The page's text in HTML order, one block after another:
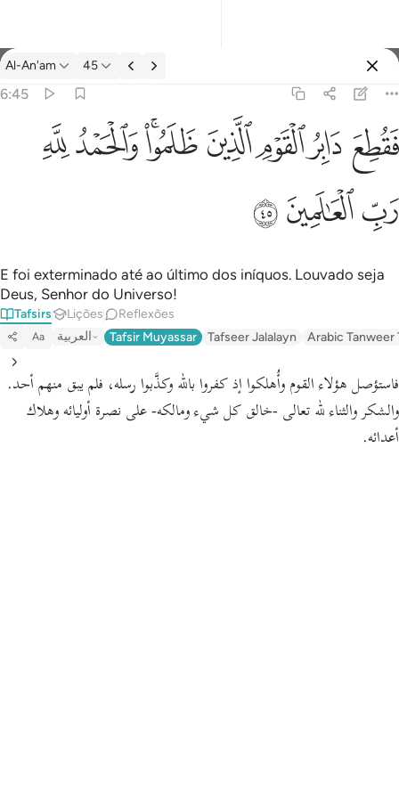
Tafsir: Al-An'am 6:45
Al-An'am 45
6:45
فقطع دابر القوم الذين ظلموا والحمد لله رب العالمين ٤٥
ٱلْقَوْمِ ٱلَّذِينَ ظَلَمُوا۟ ۚ وَٱلْحَمْدُ لِلَّهِ رَبِّ ٱلْعَـٰلَمِينَ ٤٥ﱁ ﱂﱃﱄﱅﱆﱇﱈ
ﱉﱊﱋ
E foi exterminado até ao último dos iníquos. Louvado seja
Deus, Senhor do Universo!
Tafsirs Lições Reflexões
Aa العربية Tafsir Muyassar Tafseer Jalalayn Arabic Tanweer
فاستؤصل هؤلاء القوم وأُهلكوا إذ كفروا بالله وكذَّبوا رسله، فلم يبق منهم أحد.
والشكر والثناء لله تعالى -خالق كل شيء ومالكه- على نصرة أوليائه وهلاك
أعدائه.